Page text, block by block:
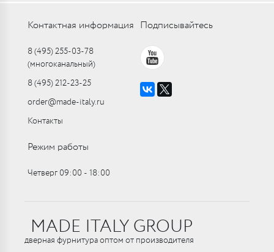
Контактная информация
8 (495) 255-03-78
(многоканальный)
8 (495) 212-23-25
order@made-italy.ru
Контакты
Подписывайтесь
Режим работы
Четверг 09:00 ‑ 18:00
MADE ITALY GROUP
дверная фурнитура оптом от производителя